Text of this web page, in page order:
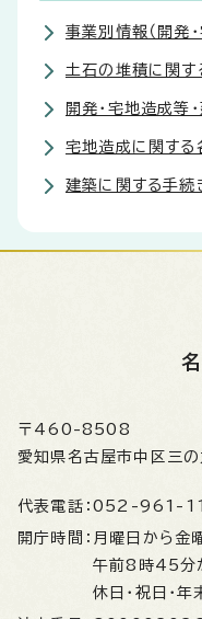
事業別情報（開発
土石の堆積に関す
開発・宅地造成等
宅地造成に関する
建築に関する手続
〒460-8508
愛知県名古屋市中区三
代表電話： 052-961-
開庁時間： 月曜日から金
午前8時45分
休日・祝日・年